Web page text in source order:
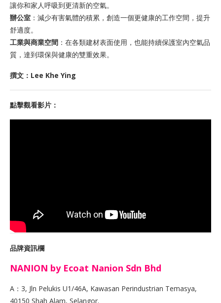
讓你和家人呼吸到更清新的空氣。
辦公室 ：減少有害氣體的積累，創造一個更健康的工作空間，提升
舒適度。
工業與商業空間 ：在各類建材表面使用，也能持續保護室內空氣品
質，達到環保與健康的雙重效果。
撰文：Lee Khe Ying
點擊觀看影片：
品牌資訊欄
NANION by Ecoat Nanion Sdn Bhd
A：3, Jln Pelukis U1/46A, Kawasan Perindustrian Temasya,
40150 Shah Alam, Selangor.